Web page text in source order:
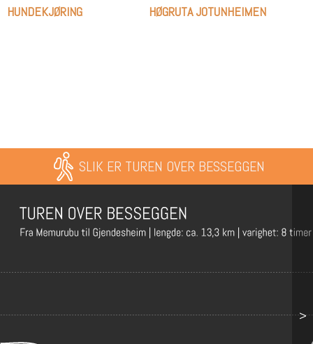
HUNDEKJØRING HØGRUTA JOTUNHEIMEN
SLIK ER TUREN OVER BESSEGGEN
>